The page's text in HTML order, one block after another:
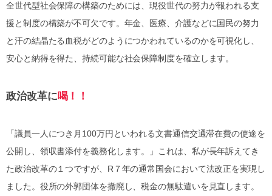
全世代型社会保障の構築のためには、現役世代の努力が報われる支
援と制度の構築が不可欠です。年金、医療、介護などに国民の努力
と汗の結晶たる血税がどのようにつかわれているのかを可視化し、
安心と納得を得た、持続可能な社会保障制度を確立します。
政治改革に喝！！
「議員一人につき月100万円といわれる文書通信交通滞在費の使途を
公開し、領収書添付を義務化します。」これは、私が長年訴えてき
た政治改革の１つですが、R７年の通常国会において法改正を実現し
ました。役所の外郭団体を撤廃し、税金の無駄遣いを見直します。